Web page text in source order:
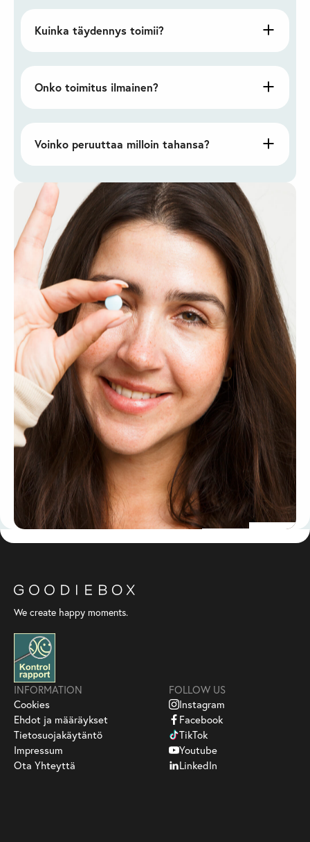
Kuinka täydennys toimii?
Onko toimitus ilmainen?
Voinko peruuttaa milloin tahansa?
We create happy moments.
INFORMATION
Cookies
Ehdot ja määräykset
Tietosuojakäytäntö
Impressum
Ota Yhteyttä
FOLLOW US
Instagram
Facebook
TikTok
Youtube
LinkedIn